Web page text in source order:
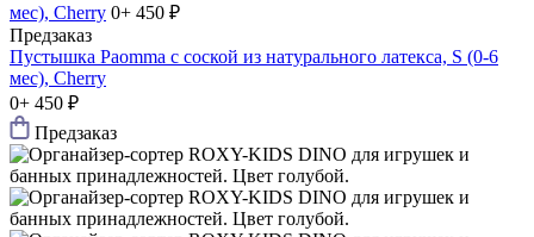
мес), Cherry 0+ 450 ₽
Предзаказ
Пустышка Paomma с соской из натурального латекса, S (0-6
мес), Cherry
0+ 450 ₽
Предзаказ